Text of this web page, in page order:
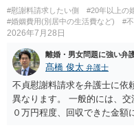
とをお勧めします。
#慰謝料請求したい側 #20年以上の
#婚姻費用(別居中の生活費など)
#
2026年7月28日
離婚・男女問題に強い弁
髙橋 俊太 弁護士
不貞慰謝料請求を弁護士に依
異なります。 一般的には、
０万円程度、回収できた金額